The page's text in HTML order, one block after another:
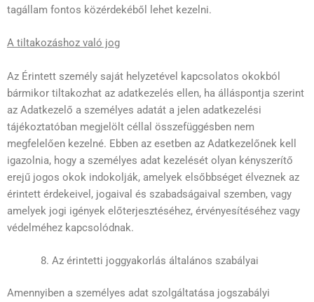
tagállam fontos közérdekéből lehet kezelni.
A tiltakozáshoz való jog
Az Érintett személy saját helyzetével kapcsolatos okokból
bármikor tiltakozhat az adatkezelés ellen, ha álláspontja szerint
az Adatkezelő a személyes adatát a jelen adatkezelési
tájékoztatóban megjelölt céllal összefüggésben nem
megfelelően kezelné. Ebben az esetben az Adatkezelőnek kell
igazolnia, hogy a személyes adat kezelését olyan kényszerítő
erejű jogos okok indokolják, amelyek elsőbbséget élveznek az
érintett érdekeivel, jogaival és szabadságaival szemben, vagy
amelyek jogi igények előterjesztéséhez, érvényesítéséhez vagy
védelméhez kapcsolódnak.
Az érintetti joggyakorlás általános szabályai
Amennyiben a személyes adat szolgáltatása jogszabályi